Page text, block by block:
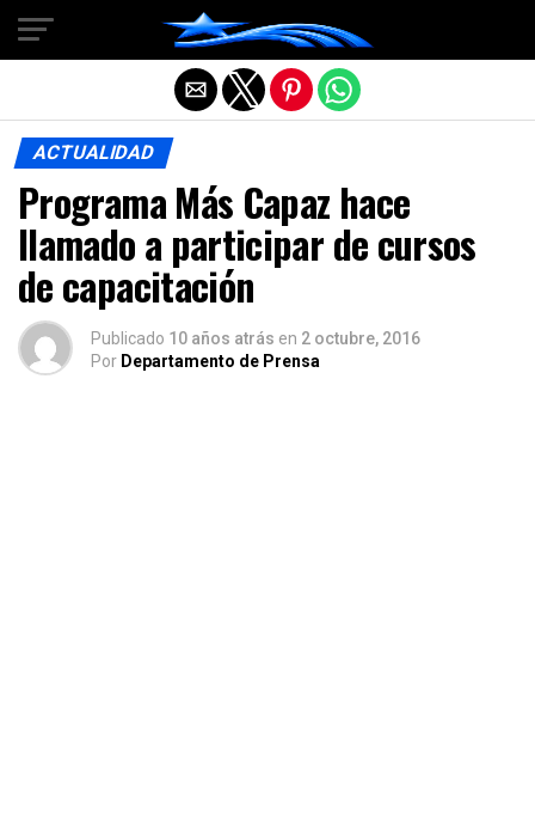
ACTUALIDAD
Programa Más Capaz hace
llamado a participar de cursos
de capacitación
Publicado 10 años atrás en 2 octubre, 2016
Por Departamento de Prensa
Salir de la versión móvil